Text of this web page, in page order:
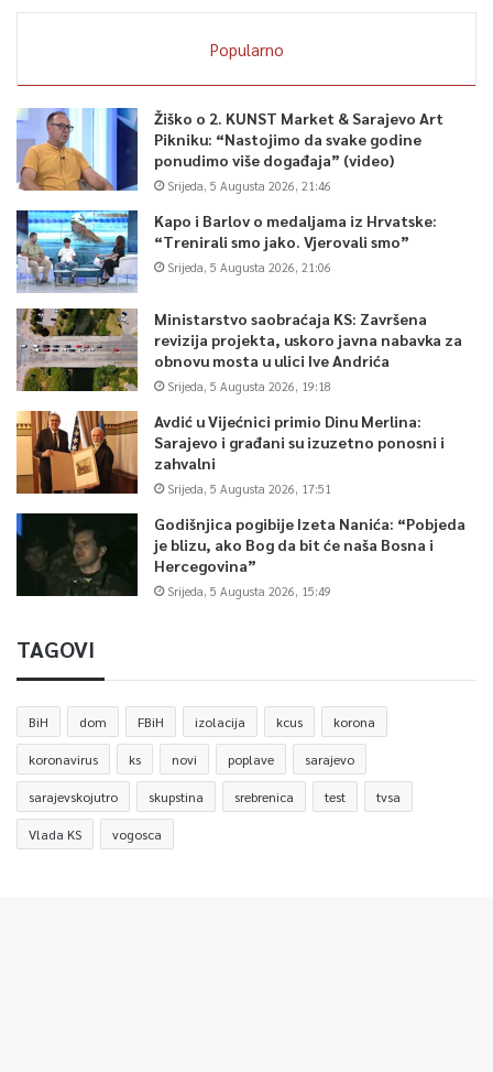
Popularno
Žiško o 2. KUNST Market & Sarajevo Art
Pikniku: “Nastojimo da svake godine
ponudimo više događaja” (video)
Srijeda, 5 Augusta 2026, 21:46
Kapo i Barlov o medaljama iz Hrvatske:
“Trenirali smo jako. Vjerovali smo”
Srijeda, 5 Augusta 2026, 21:06
Ministarstvo saobraćaja KS: Završena
revizija projekta, uskoro javna nabavka za
obnovu mosta u ulici Ive Andrića
Srijeda, 5 Augusta 2026, 19:18
Avdić u Vijećnici primio Dinu Merlina:
Sarajevo i građani su izuzetno ponosni i
zahvalni
Srijeda, 5 Augusta 2026, 17:51
Godišnjica pogibije Izeta Nanića: “Pobjeda
je blizu, ako Bog da bit će naša Bosna i
Hercegovina”
Srijeda, 5 Augusta 2026, 15:49
TAGOVI
BiH dom FBiH izolacija kcus korona
koronavirus ks novi poplave sarajevo
sarajevskojutro skupstina srebrenica test tvsa
Vlada KS vogosca